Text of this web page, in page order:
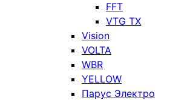
FFT
VTG TX
Vision
VOLTA
WBR
YELLOW
Парус Электро